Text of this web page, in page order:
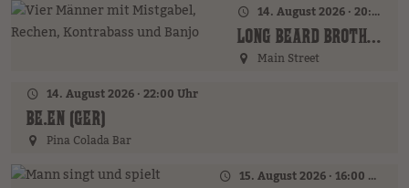
14. August 2026 · 20:00 Uhr
LONG BEARD BROTHERS (AT)
Main Street
14. August 2026 · 22:00 Uhr
BE.EN (GER)
Pina Colada Bar
15. August 2026 · 16:00 Uhr – 18:00 Uhr